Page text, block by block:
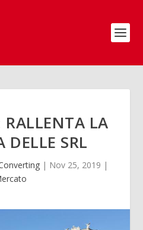
LA
DELLE SRL
| Nov 25, 2019 |